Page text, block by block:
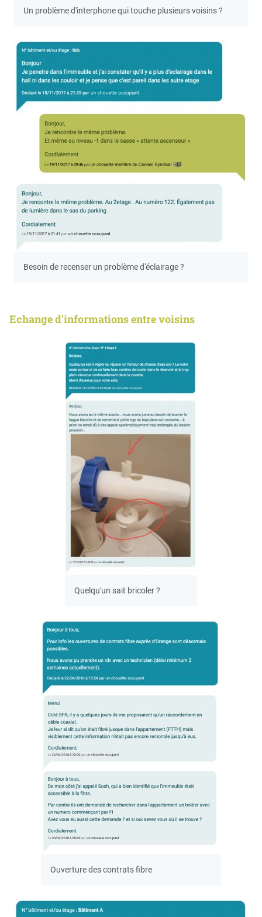
Un problème d'interphone qui touche plusieurs voisins ?
Besoin de recenser un problème d'éclairage ?
Echange d'informations entre voisins
Quelqu'un sait bricoler ?
Ouverture des contrats fibre